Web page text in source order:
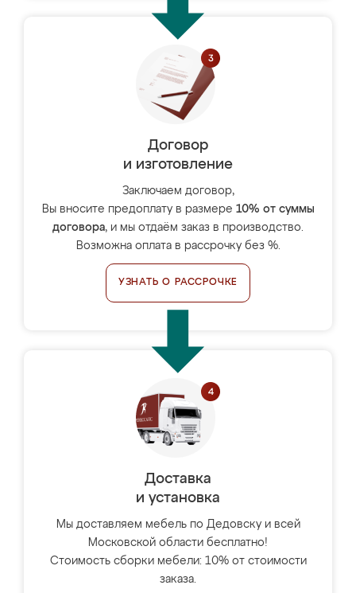
Договор
и изготовление
Заключаем договор,
Вы вносите предоплату в размере 10% от суммы
договора, и мы отдаём заказ в производство.
Возможна оплата в рассрочку без %.
УЗНАТЬ О РАССРОЧКЕ
Доставка
и установка
Мы доставляем мебель по Дедовску и всей
Московской области бесплатно!
Стоимость сборки мебели: 10% от стоимости
заказа.